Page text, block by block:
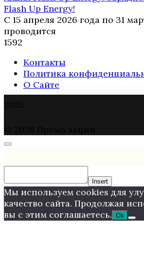
Flash Up Energy!
С 15 апреля 2026 года по 31
проводится
1592
Контакты
Политика
О Сайте
Insert
Мы используем cookies для
качество сайта. Продолжая
вы с этим соглашаетесь. Ok